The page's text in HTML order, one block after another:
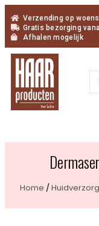
Verzending op
Gratis bezorging
Afhalen mogelijk
Home /